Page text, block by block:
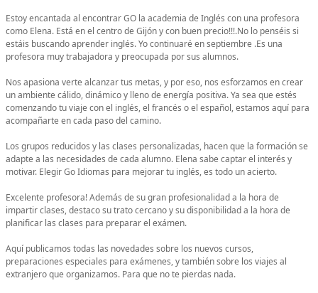
Estoy encantada al encontrar GO la academia de Inglés con una profesora
como Elena. Está en el centro de Gijón y con buen precio!!!.No lo penséis si
estáis buscando aprender inglés. Yo continuaré en septiembre .Es una
profesora muy trabajadora y preocupada por sus alumnos.
Nos apasiona verte alcanzar tus metas, y por eso, nos esforzamos en crear
un ambiente cálido, dinámico y lleno de energía positiva. Ya sea que estés
comenzando tu viaje con el inglés, el francés o el español, estamos aquí para
acompañarte en cada paso del camino.
Los grupos reducidos y las clases personalizadas, hacen que la formación se
adapte a las necesidades de cada alumno. Elena sabe captar el interés y
motivar. Elegir Go Idiomas para mejorar tu inglés, es todo un acierto.
Excelente profesora! Además de su gran profesionalidad a la hora de
impartir clases, destaco su trato cercano y su disponibilidad a la hora de
planificar las clases para preparar el exámen.
Aquí publicamos todas las novedades sobre los nuevos cursos,
preparaciones especiales para exámenes, y también sobre los viajes al
extranjero que organizamos. Para que no te pierdas nada.